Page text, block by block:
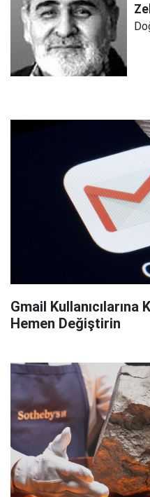
Gmail
Hemen Değiştirin